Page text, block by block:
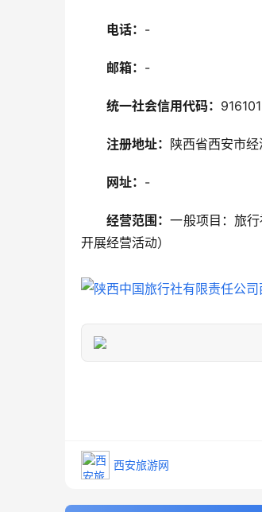
电话： -
邮箱： -
统一社会信用代码：
注册地址： 陕西省西安市
网址： -
经营范围：一般项目：旅
开展经营活动）
西安旅游网